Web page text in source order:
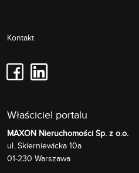
Kontakt
Właściciel portalu
MAXON Nieruchomości Sp. z o.o.
ul. Skierniewicka 10a
01-230 Warszawa